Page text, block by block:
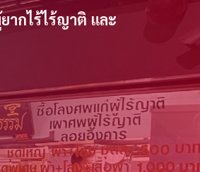
ากไร้ไร้ญาติ และ